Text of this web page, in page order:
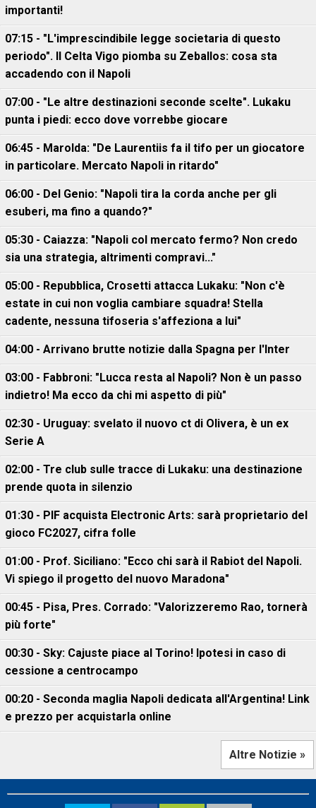
importanti!
07:15 - "L'imprescindibile legge societaria di questo
periodo". Il Celta Vigo piomba su Zeballos: cosa sta
accadendo con il Napoli
07:00 - "Le altre destinazioni seconde scelte". Lukaku
punta i piedi: ecco dove vorrebbe giocare
06:45 - Marolda: "De Laurentiis fa il tifo per un giocatore
in particolare. Mercato Napoli in ritardo"
06:00 - Del Genio: "Napoli tira la corda anche per gli
esuberi, ma fino a quando?"
05:30 - Caiazza: "Napoli col mercato fermo? Non credo
sia una strategia, altrimenti compravi..."
05:00 - Repubblica, Crosetti attacca Lukaku: "Non c'è
estate in cui non voglia cambiare squadra! Stella
cadente, nessuna tifoseria s'affeziona a lui"
04:00 - Arrivano brutte notizie dalla Spagna per l'Inter
03:00 - Fabbroni: "Lucca resta al Napoli? Non è un passo
indietro! Ma ecco da chi mi aspetto di più"
02:30 - Uruguay: svelato il nuovo ct di Olivera, è un ex
Serie A
02:00 - Tre club sulle tracce di Lukaku: una destinazione
prende quota in silenzio
01:30 - PIF acquista Electronic Arts: sarà proprietario del
gioco FC2027, cifra folle
01:00 - Prof. Siciliano: "Ecco chi sarà il Rabiot del Napoli.
Vi spiego il progetto del nuovo Maradona"
00:45 - Pisa, Pres. Corrado: "Valorizzeremo Rao, tornerà
più forte"
00:30 - Sky: Cajuste piace al Torino! Ipotesi in caso di
cessione a centrocampo
00:20 - Seconda maglia Napoli dedicata all'Argentina! Link
e prezzo per acquistarla online
Altre Notizie »